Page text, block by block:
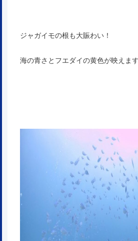
ジャガイモの根も大賑わい！
海の青さとフエダイの黄色が映えます